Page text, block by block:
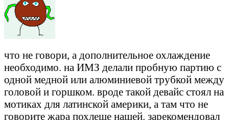
что не говори, а дополнительное охлаждение
необходимо. на ИМЗ делали пробную партию с
одной медной или алюминиевой трубкой между
головой и горшком. вроде такой девайс стоял на
мотиках для латинской америки, а там что не
говорите жара похлеще нашей. зарекомендовал